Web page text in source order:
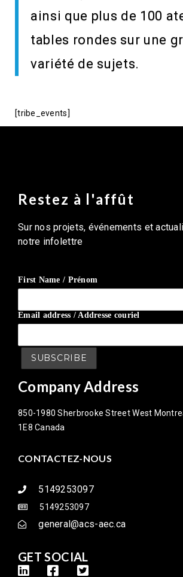
ainsi que plus de 100
tables rondes sur une
variété de sujets.
[tribe_events]
Restez à l'affût
Sur nos projets, événements et
notre infolettre
First Name / Prénom
Email address / Addresse couriel
Company Address
850-1980 Sherbrooke Street West
1E8 Canada
CONTACTEZ-NOUS
5149253097
5149253097
general@acs-aec.ca
GET SOCIAL